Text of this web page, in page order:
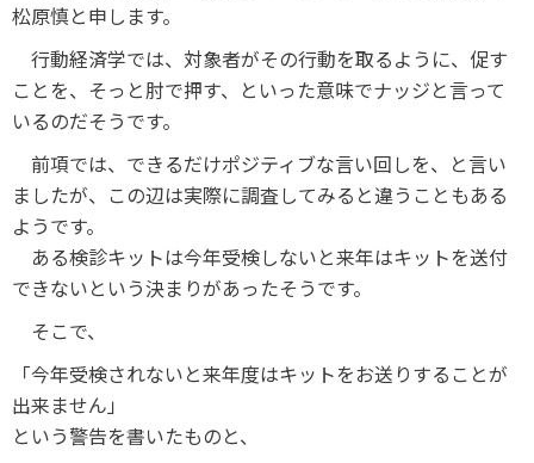
松原慎と申します。
行動経済学では、対象者がその行動を取るように、促す
ことを、そっと肘で押す、といった意味でナッジと言って
いるのだそうです。
前項では、できるだけポジティブな言い回しを、と言い
ましたが、この辺は実際に調査してみると違うこともある
ようです。
ある検診キットは今年受検しないと来年はキットを送付
できないという決まりがあったそうです。
そこで、
「今年受検されないと来年度はキットをお送りすることが
出来ません」
という警告を書いたものと、